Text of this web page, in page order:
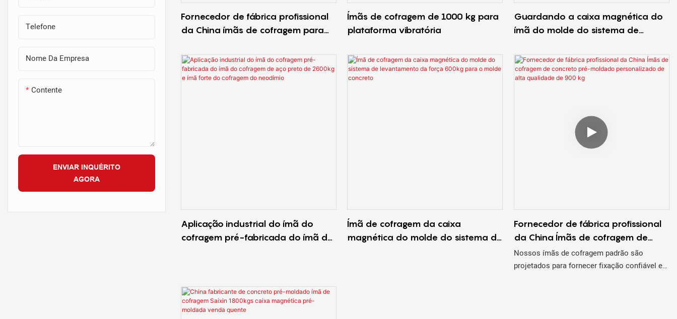
Telefone
Nome Da Empresa
Contente
ENVIAR INQUÉRITO
AGORA
Fornecedor de fábrica profissional
da China ímãs de cofragem para
Ímãs de cofragem de 1000 kg para
plataforma vibratória
Guardando a caixa magnética do
ímã do molde do sistema de
fecha o ímã para o molde concreto
Aplicação industrial do ímã do
cofragem pré-fabricada do ímã do
Ímã de cofragem da caixa
magnética do molde do sistema de
Fornecedor de fábrica profissional
da China Ímãs de cofragem de
concreto pré-moldado
personalizado de alta qualidade
Nossos ímãs de cofragem padrão são
projetados para fornecer fixação confiável e